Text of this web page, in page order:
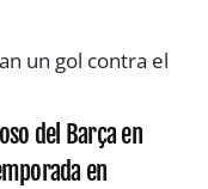
del Barça en
en